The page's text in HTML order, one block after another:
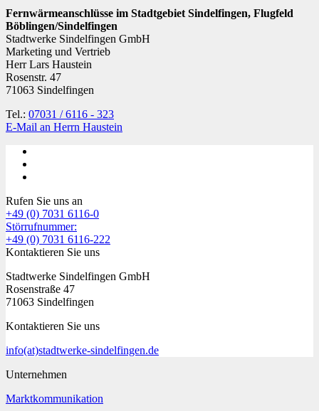
Fernwärmeanschlüsse im Stadtgebiet Sindelfingen, Flugfeld
Böblingen/Sindelfingen
Stadtwerke Sindelfingen GmbH
Marketing und Vertrieb
Herr Lars Haustein
Rosenstr. 47
71063 Sindelfingen
Tel.: 07031 / 6116 - 323
E-Mail an Herrn Haustein
Rufen Sie uns an
+49 (0) 7031 6116-0
Störrufnummer:
+49 (0) 7031 6116-222
Kontaktieren Sie uns
Stadtwerke Sindelfingen GmbH
Rosenstraße 47
71063 Sindelfingen
Kontaktieren Sie uns
info(at)stadtwerke-sindelfingen.de
Unternehmen
Marktkommunikation